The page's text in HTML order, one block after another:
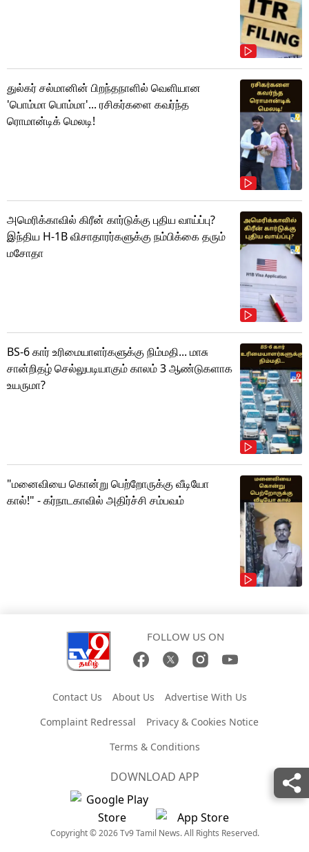
துல்கர் சல்மானின் பிறந்தநாளில் வெளியான
'பொம்மா பொம்மா'... ரசிகர்களை கவர்ந்த
ரொமான்டிக் மெலடி!
அமெரிக்காவில் கிரீன் கார்டுக்கு புதிய வாய்ப்பு?
இந்திய H-1B விசாதாரர்களுக்கு நம்பிக்கை தரும்
மசோதா
BS-6 கார் உரிமையாளர்களுக்கு நிம்மதி... மாசு
சான்றிதழ் செல்லுபடியாகும் காலம் 3 ஆண்டுகளாக
உயருமா?
"மனைவியை கொன்று பெற்றோருக்கு வீடியோ
கால்!" - கர்நாடகாவில் அதிர்ச்சி சம்பவம்
FOLLOW US ON
Contact Us About Us
Advertise With Us
Complaint Redressal
Privacy & Cookies Notice
Terms & Conditions
DOWNLOAD APP
Copyright © 2026 Tv9 Tamil News. All Rights Reserved.